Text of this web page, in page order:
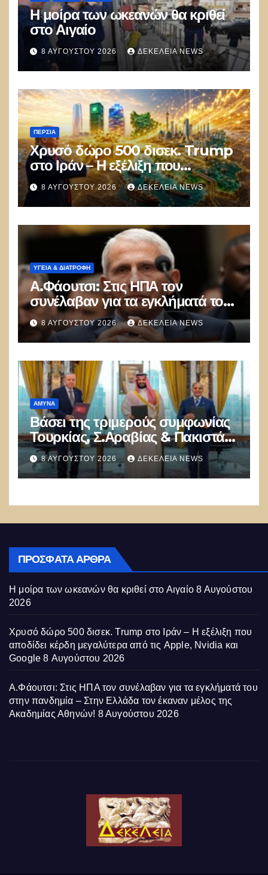
Η μοίρα των ωκεανών θα κριθεί
στο Αιγαίο
8 ΑΥΓΟΎΣΤΟΥ 2026 ΔΕΚΈΛΕΙΑ NEWS
ΠΕΡΣΊΑ
Χρυσό δώρο 500 δισεκ. Trump
στο Ιράν – Η εξέλιξη που
αποδίδει κέρδη μεγαλύτερα από
τις Apple, Nvidia και Google
8 ΑΥΓΟΎΣΤΟΥ 2026 ΔΕΚΈΛΕΙΑ NEWS
ΥΓΕΙΑ & ΔΙΑΤΡΟΦΗ
Α.Φάουτσι: Στις ΗΠΑ τον
συνέλαβαν για τα εγκλήματά του
στην πανδημία – Στην Ελλάδα
τον έκαναν μέλος της Ακαδημίας
Αθηνών!
8 ΑΥΓΟΎΣΤΟΥ 2026 ΔΕΚΈΛΕΙΑ NEWS
ΑΜΥΝΑ
Βάσει της τριμερούς συμφωνίας
Τουρκίας, Σ.Αραβίας & Πακιστάν
θα πολεμήσουν Ριάντ και
Ισλαμαμπάντ κατά της Ελλάδας!
8 ΑΥΓΟΎΣΤΟΥ 2026 ΔΕΚΈΛΕΙΑ NEWS
ΠΡΌΣΦΑΤΑ ΆΡΘΡΑ
Η μοίρα των ωκεανών θα κριθεί στο Αιγαίο 8 Αυγούστου
2026
Χρυσό δώρο 500 δισεκ. Trump στο Ιράν – Η εξέλιξη που
αποδίδει κέρδη μεγαλύτερα από τις Apple, Nvidia και
Google 8 Αυγούστου 2026
Α.Φάουτσι: Στις ΗΠΑ τον συνέλαβαν για τα εγκλήματά του
στην πανδημία – Στην Ελλάδα τον έκαναν μέλος της
Ακαδημίας Αθηνών! 8 Αυγούστου 2026